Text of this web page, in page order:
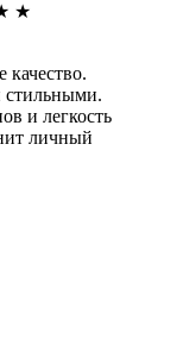
★
качество.
стильными.
и легкость
личный